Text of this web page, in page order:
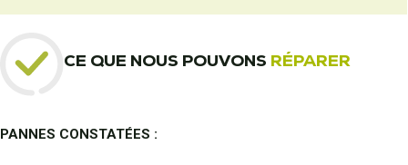
CE QUE NOUS POUVONS RÉPARER
PANNES CONSTATÉES :